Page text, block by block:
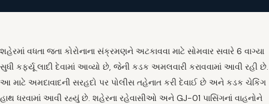
શહેરમાં વધતા જતા કોરોનાના સંક્રમણને અટકાવવા માટે સોમવાર સવારે 6 વાગ્યા
સુધી કર્ફ્યૂ લાદી દેવામાં આવ્યો છે, જેની કડક અમલવારી કરાવવામાં આવી રહી છે.
આ માટે અમદાવાદની સરહદો પર પોલીસ તહેનાત કરી દેવાઈ છે અને કડક ચેકિંગ
હાથ ધરવામાં આવી રહ્યું છે. શહેરના રહેવાસીઓ અને GJ-01 પાસિંગનાં વાહનોને